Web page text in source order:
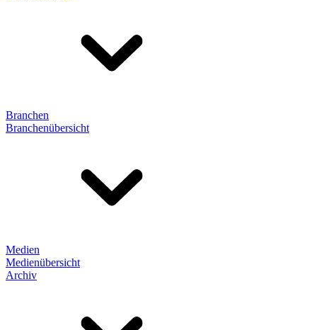
Branchen
Branchenübersicht
Medien
Medienübersicht
Archiv